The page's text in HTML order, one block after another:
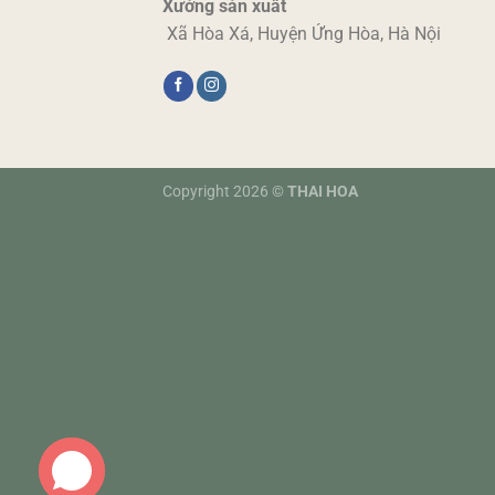
Xưởng sản xuất
Xã Hòa Xá, Huyện Ứng Hòa, Hà Nội
Copyright 2026 © THAI HOA